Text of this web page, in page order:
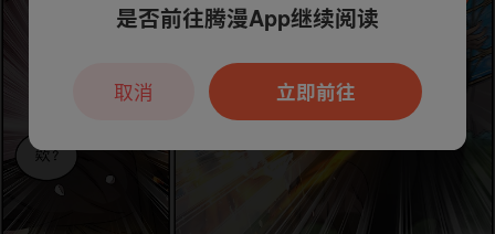
本章节仅支持App阅读，可打开App新用
户7天免费看
是否前往腾漫App继续阅读
立即前往
取消